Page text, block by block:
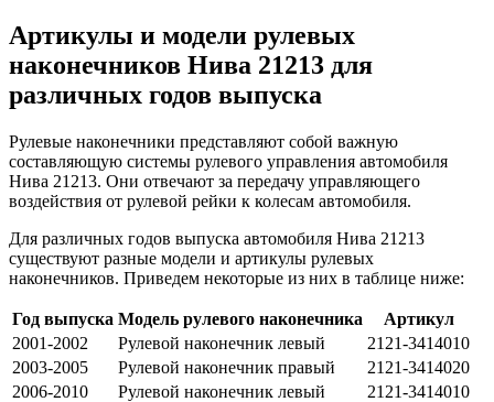
Артикулы и модели рулевых
наконечников Нива 21213 для
различных годов выпуска
Рулевые наконечники представляют собой важную
составляющую системы рулевого управления автомобиля
Нива 21213. Они отвечают за передачу управляющего
воздействия от рулевой рейки к колесам автомобиля.
Для различных годов выпуска автомобиля Нива 21213
существуют разные модели и артикулы рулевых
наконечников. Приведем некоторые из них в таблице ниже:
Год выпуска Модель рулевого наконечника
Артикул
2001-2002
Рулевой наконечник левый
2121-3414010
2003-2005
Рулевой наконечник правый
2121-3414020
2006-2010
Рулевой наконечник левый
2121-3414010